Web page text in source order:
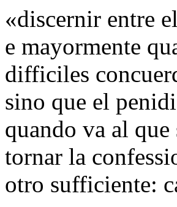
«discernir entre
e mayormente
difficiles
sino que el
quando va al
tornar la
otro sufficiente: